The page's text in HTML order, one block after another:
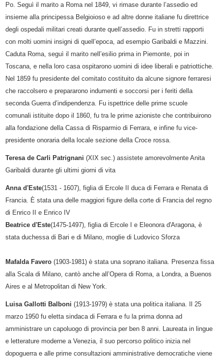
Po. Seguì il marito a Roma nel 1849, vi rimase durante l’assedio ed
insieme alla principessa Belgioioso e ad altre donne italiane fu direttrice
degli ospedali militari creati durante quell’assedio. Fu in stretti rapporti
con molti uomini insigni di quell’epoca, ad esempio Garibaldi e Mazzini.
Caduta Roma, seguì il marito nell’esilio prima in Piemonte, poi in
Toscana, e nella loro casa ospitarono uomini di idee liberali e patriottiche.
Nel 1859 fu presidente del comitato costituito da alcune signore ferraresi
che raccolsero e prepararono indumenti e soccorsi per i feriti della
seconda Guerra d’indipendenza. Fu ispettrice delle prime scuole
comunali istituite dopo il 1860, fu tra le prime azioniste che contribuirono
alla fondazione della Cassa di Risparmio di Ferrara, e infine fu vice-
presidente onoraria della locale sezione della Croce rossa.
Teresa de Carli Patrignani (XIX sec.) assistete amorevolmente Anita
Garibaldi durante gli ultimi giorni di vita
Anna d'Este(1531 - 1607), figlia di Ercole II duca di Ferrara e Renata di
Francia. È stata una delle maggiori figure della corte di Francia del regno
di Enrico II e Enrico IV
Beatrice d'Este(1475-1497), figlia di Ercole I e Eleonora d'Aragona, è
stata duchessa di Bari e di Milano, moglie di Ludovico Sforza
Mafalda Favero (1903-1981) è stata una soprano italiana. Presenza fissa
alla Scala di Milano, cantò anche all’Opera di Roma, a Londra, a Buenos
Aires e al Metropolitan di New York.
Luisa Gallotti Balboni (1913-1979) è stata una politica italiana. Il 25
marzo 1950 fu eletta sindaca di Ferrara e fu la prima donna ad
amministrare un capoluogo di provincia per ben 8 anni. Laureata in lingue
e letterature moderne a Venezia, il suo percorso politico inizia nel
dopoguerra e alle prime consultazioni amministrative democratiche viene